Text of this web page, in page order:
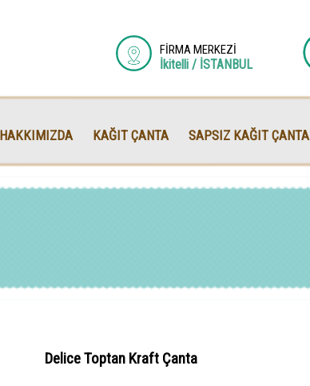
FİRMA MERKEZİ
İkitelli / İSTANBUL
HAKKIMIZDA KAĞIT ÇANTA SAPSIZ KAĞIT ÇANTA
Delice Toptan Kraft Çanta